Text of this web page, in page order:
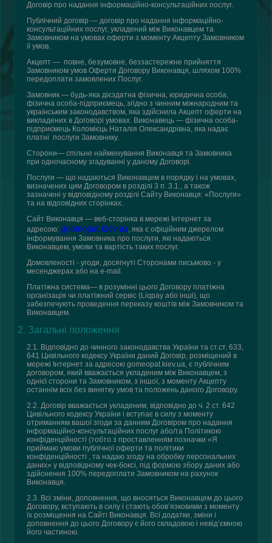
Договір про надання інформаційно-консультаційних послуг.
Публічний договір — договір про надання інформаційно-
консультаційних послуг, укладений між Виконавцем та
Замовником на умовах оферти з моменту Акцепту Замовником
її умов.
Акцепт — повне, безумовне, беззастережне прийняття
Замовником умов Оферти Договору Виконавця, шляхом 100%
передоплати замовлених Послуг.
Замовник — будь-яка дієздатна фізична, юридична особа,
фізична особа-підприємець, згідно з чинним міжнародним та
українським законодавством, яка здійснила Акцепт оферти на
викладених в Договорі умовах. Виконавець — фізична особа-
підприємець Коломієць Наталія Олександрівна, яка надає
платні послуги Замовнику.
Сторони— спільне найменування Виконавця та Замовника
при одночасному згадуванні у даному Договорі.
Послуги — що надаються Виконавцем в порядку і на умовах,
визначених цим Договором в розділі 3 п. 3.1., а також
зазначені у відповідному розділі Сайту Виконавця: «Послуги»
та на відповідних сторінках.
Сайт Виконавця — веб-сторінка в мережі Інтернет за
адресою: gomeopat.kiev.ua, яка є офіційним джерелом
інформування Замовника про послуги, які надаються
Виконавцем, умови та вартість таких послуг.
Домовленості - угоди, досягнуті Сторонами письмово - у
месенджерах або на e-mail.
Платіжна система— в розумінні цього Договору платіжна
організація чи платіжний сервіс (Liqpay або інші), що
забезпечують проведення переказу коштів між Замовником та
Виконавцем.
2. Загальні положення
2.1. Відповідно до чинного законодавства України та ст.ст. 633,
641 Цивільного кодексу України даний Договір, розміщений в
мережі Інтернет за адресою gomeopat.kiev.ua, є публічним
договором, який вважається укладеним між Виконавцем, з
однієї сторони та Замовником, з іншої, з моменту Акцепту
останнім всіх без винятку умов та положень даного Договору.
2.2. Договір вважається укладеним, відповідно до ч. 2 ст. 642
Цивільного кодексу України і вступає в силу з моменту
отриманням вашої згоди за данним Договіром про надання
інформаційно-консультаційних послуг або/та Політикою
конфіденційності (тобто з проставленням позначки «Я
приймаю умови публічної оферти та політики
конфіденційності , та надаю згоду на обробку персональних
даних» у відповідному чек-боксі, під формою збору даних або
здійснення 100% передоплати Замовником на рахунок
Виконавця.
2.3. Всі зміни, доповнення, що вносяться Виконавцем до цього
Договору, вступають в силу і стають обов’язковими з моменту
їх розміщення на Сайті Виконавця. Всі додатки, зміни і
доповнення до цього Договору є його складовою і невід’ємною
його частиною.